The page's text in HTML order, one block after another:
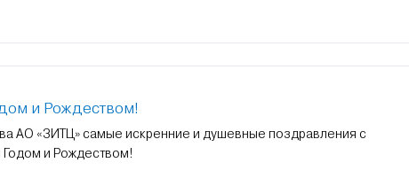
и Рождеством!
АО «ЗИТЦ» самые искренние и душевные поздравления с
и Рождеством!